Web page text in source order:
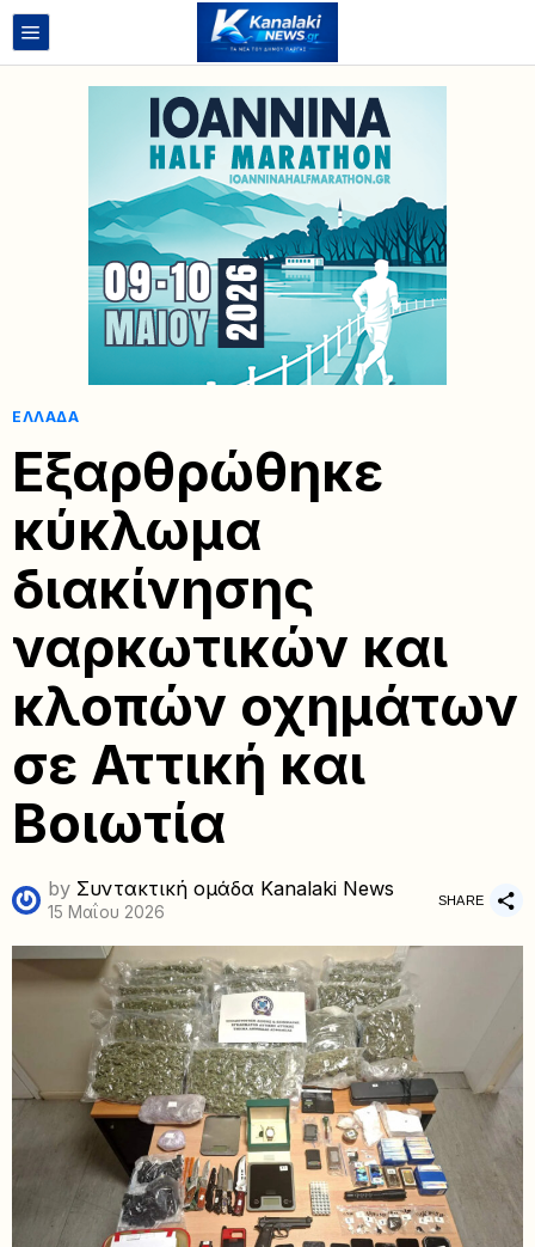
ΕΛΛΆΔΑ
Εξαρθρώθηκε
κύκλωμα
διακίνησης
ναρκωτικών και
κλοπών οχημάτων
σε Αττική και
Βοιωτία
by Συντακτική ομάδα Kanalaki News
15 Μαΐου 2026
SHARE